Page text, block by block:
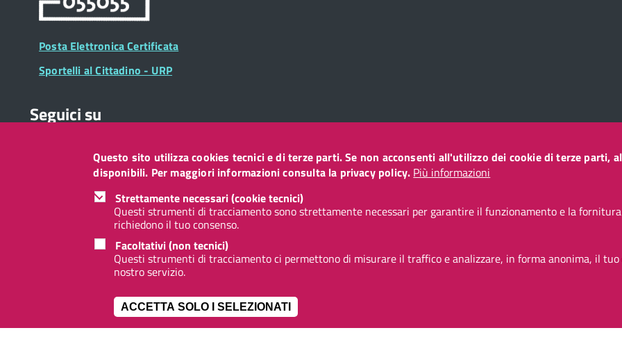
Posta Elettronica Certificata
Sportelli al Cittadino - URP
Seguici su
Collegamento
Facebook
Collegamento
a
Twitter
Collegamento
a
Instagram
Collegamento
a
LinkedIn
Collegamento
a
You
Tube
Collegamento
a
Telegram
Collegamento
a
Whatsapp
Redazione web Privacy Note legali
Questo sito utilizza cookies tecnici e di terze parti. Se non acconsenti all'utilizzo dei cookie di terze parti,
disponibili. Per maggiori informazioni consulta la privacy policy. Più informazioni
Strettamente necessari (cookie tecnici)
Questi strumenti di tracciamento sono strettamente necessari per garantire il funzionamento e la
richiedono il tuo consenso.
Facoltativi (non tecnici)
Questi strumenti di tracciamento ci permettono di misurare il traffico e analizzare, in forma anonima, il
nostro servizio.
ACCETTA SOLO I SELEZIONATI